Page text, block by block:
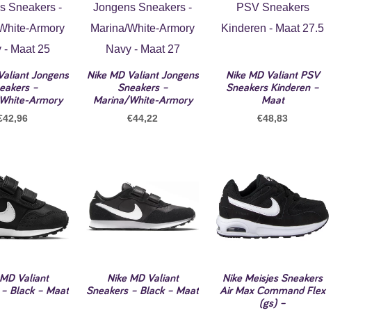
Jongens
–
Armory
42,96
Nike MD Valiant Jongens
Sneakers –
Marina/White-Armory
€44,22
Nike MD Valiant PSV
Sneakers Kinderen –
Maat
€48,83
Valiant
Black – Maat
Nike MD Valiant
Sneakers – Black – Maat
Nike Meisjes Sneakers
Air Max Command Flex
(gs) –